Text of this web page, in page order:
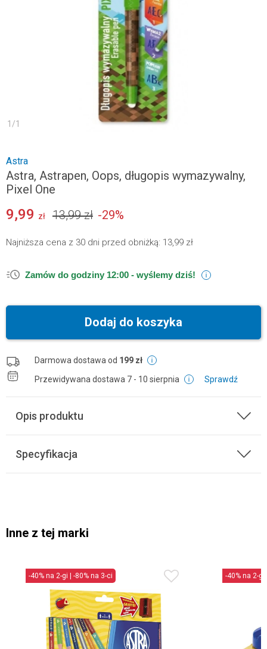
1 /1
Astra
Astra, Astrapen, Oops, długopis wymazywalny,
Pixel One
9,99 zł 13,99 zł -29%
Najniższa cena z 30 dni przed obniżką: 13,99 zł
Zamów do godziny 12:00 - wyślemy dziś!
Dodaj do koszyka
Darmowa dostawa od 199 zł
Przewidywana dostawa 7 - 10 sierpnia Sprawdź
Opis produktu
Specyfikacja
Inne z tej marki
-40% na 2-gi | -80% na 3-ci -40% na 2-gi